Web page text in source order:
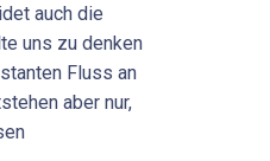
auch die
uns zu denken
Fluss an
aber nur,